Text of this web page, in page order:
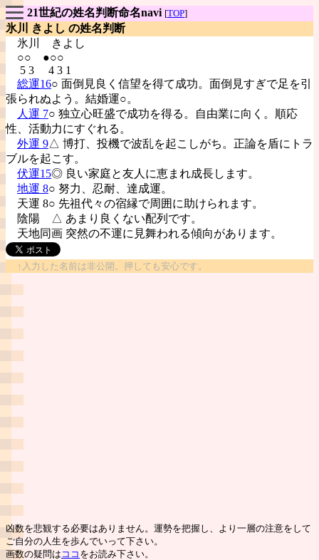
21世紀の姓名判断命名navi [TOP]
氷川 きよし の姓名判断
氷川
きよし
○○ ●○○
5 3 4 3 1
総運16○ 面倒見良く信望を得て成功。面倒見すぎで足を引
張られぬよう。結婚運○。
人運 7○ 独立心旺盛で成功を得る。自由業に向く。順応
性、活動力にすぐれる。
外運 9△ 博打、投機で波乱を起こしがち。正論を盾にトラ
ブルを起こす。
伏運15◎ 良い家庭と友人に恵まれ成長します。
地運 8○ 努力、忍耐、達成運。
天運 8○ 先祖代々の宿縁で周囲に助けられます。
陰陽
△ あまり良くない配列です。
天地同画 突然の不運に見舞われる傾向があります。
↑入力した名前は非公開。押しても安心です。
凶数を悲観する必要はありません。運勢を把握し、より一層の注意をして
ご自分の人生を歩んでいって下さい。
画数の疑問は ココ をお読み下さい。